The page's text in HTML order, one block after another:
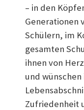
– in den
Generationen
Schülern, im
gesamten
ihnen von
und
Zufriedenheit